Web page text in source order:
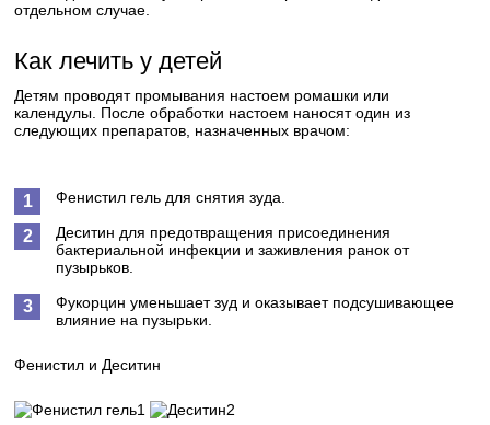
отдельном случае.
Как лечить у детей
Детям проводят промывания настоем ромашки или
календулы. После обработки настоем наносят один из
следующих препаратов, назначенных врачом:
Фенистил гель для снятия зуда.
Деситин для предотвращения присоединения
бактериальной инфекции и заживления ранок от
пузырьков.
Фукорцин уменьшает зуд и оказывает подсушивающее
влияние на пузырьки.
Фенистил и Деситин
1 2